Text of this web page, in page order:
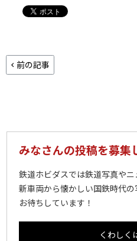
前の記事
みなさんの投稿を募集
鉄道ホビダスでは鉄道写真や
新車両から懐かしい国鉄時代
お待ちしています！
くわしく